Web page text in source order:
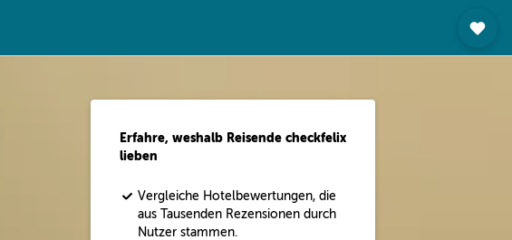
Erfahre, weshalb Reisende checkfelix
lieben
Vergleiche Hotelbewertungen, die
aus Tausenden Rezensionen durch
Nutzer stammen.